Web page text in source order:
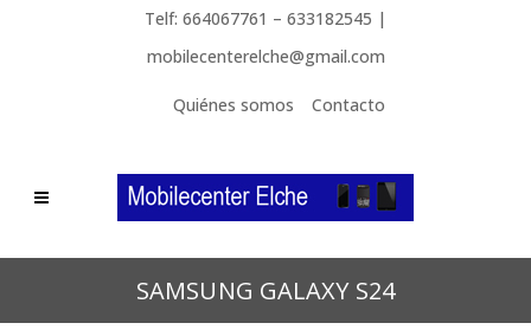
Telf: 664067761 – 633182545 |
mobilecenterelche@gmail.com
Quiénes somos Contacto
SAMSUNG GALAXY S24